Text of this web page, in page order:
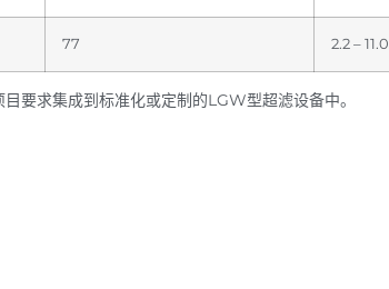
77 2.2 – 11.0
要求集成到标准化或定制的LGW型超滤设备中。